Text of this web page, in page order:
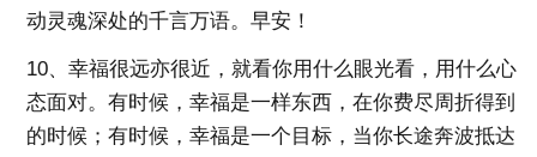
动灵魂深处的千言万语。早安！
10、幸福很远亦很近，就看你用什么眼光看，用什么心
态面对。有时候，幸福是一样东西，在你费尽周折得到
的时候；有时候，幸福是一个目标，当你长途奔波抵达